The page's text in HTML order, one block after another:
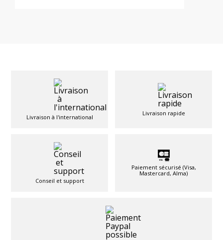
Livraison à l'international
Livraison rapide
Conseil et support
Paiement sécurisé (Visa,
Mastercard, Alma)